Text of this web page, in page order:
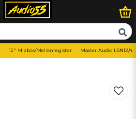
12" Midbas/Mellanregister Master Audio LSN12/4